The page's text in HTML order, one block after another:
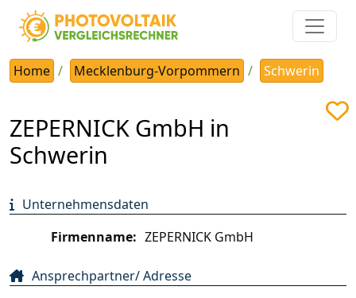
Home Mecklenburg-Vorpommern Schwerin
ZEPERNICK GmbH in
Schwerin
Unternehmensdaten
Firmenname: ZEPERNICK GmbH
Ansprechpartner/ Adresse